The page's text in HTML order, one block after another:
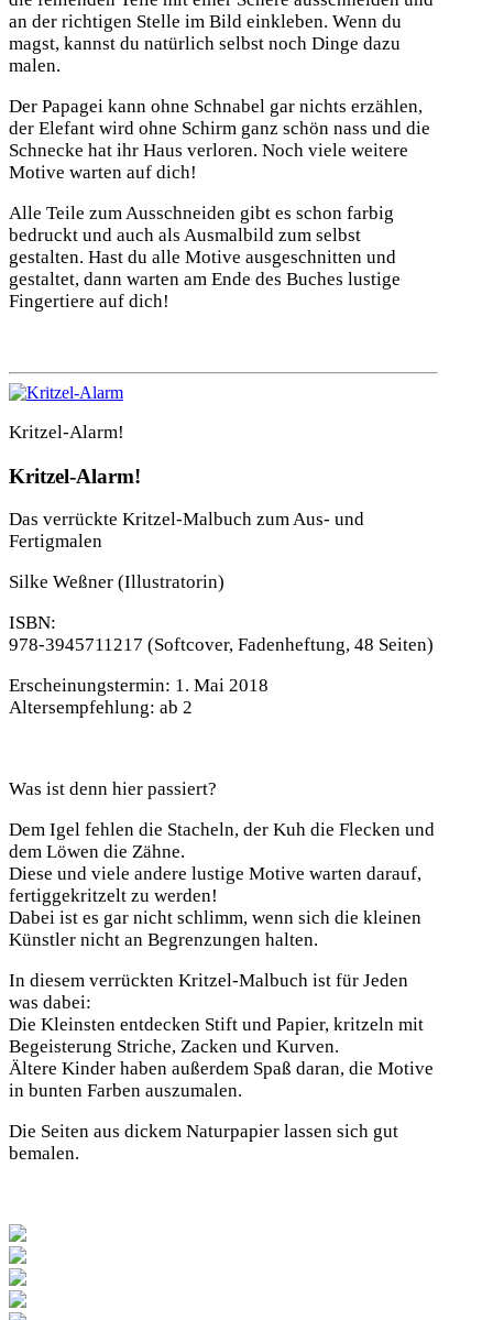
an der richtigen Stelle im Bild einkleben. Wenn du
magst, kannst du natürlich selbst noch Dinge dazu
malen.
Der Papagei kann ohne Schnabel gar nichts erzählen,
der Elefant wird ohne Schirm ganz schön nass und die
Schnecke hat ihr Haus verloren. Noch viele weitere
Motive warten auf dich!
Alle Teile zum Ausschneiden gibt es schon farbig
bedruckt und auch als Ausmalbild zum selbst
gestalten. Hast du alle Motive ausgeschnitten und
gestaltet, dann warten am Ende des Buches lustige
Fingertiere auf dich!
Kritzel-Alarm!
Kritzel-Alarm!
Das verrückte Kritzel-Malbuch zum Aus- und
Fertigmalen
Silke Weßner (Illustratorin)
ISBN:
978-3945711217 (Softcover, Fadenheftung, 48 Seiten)
Erscheinungstermin: 1. Mai 2018
Altersempfehlung: ab 2
Was ist denn hier passiert?
Dem Igel fehlen die Stacheln, der Kuh die Flecken und
dem Löwen die Zähne.
Diese und viele andere lustige Motive warten darauf,
fertiggekritzelt zu werden!
Dabei ist es gar nicht schlimm, wenn sich die kleinen
Künstler nicht an Begrenzungen halten.
In diesem verrückten Kritzel-Malbuch ist für Jeden
was dabei:
Die Kleinsten entdecken Stift und Papier, kritzeln mit
Begeisterung Striche, Zacken und Kurven.
Ältere Kinder haben außerdem Spaß daran, die Motive
in bunten Farben auszumalen.
Die Seiten aus dickem Naturpapier lassen sich gut
bemalen.